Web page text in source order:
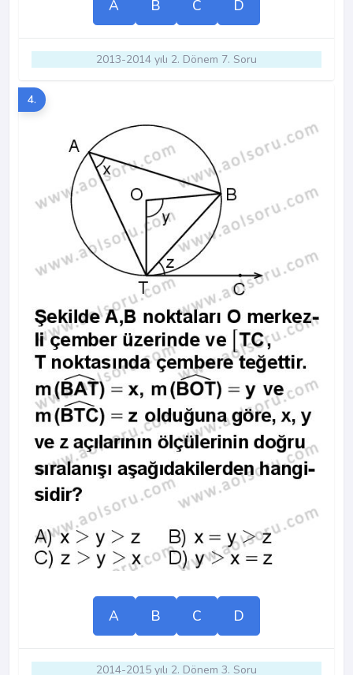
A B C D
2013-2014 yılı 2. Dönem 7. Soru
4.
A B C D
2014-2015 yılı 2. Dönem 3. Soru